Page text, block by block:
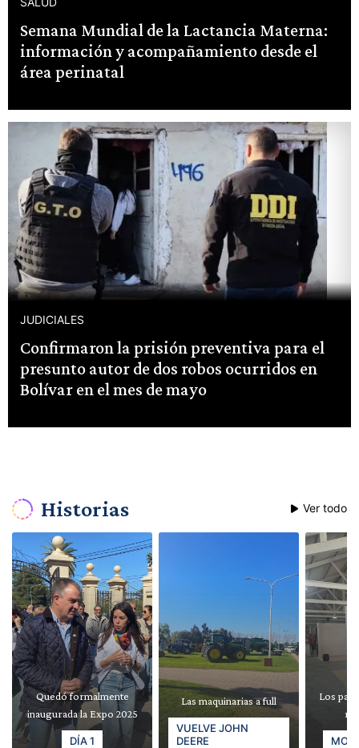
Semana Mundial de la Lactancia Materna:
información y acompañamiento desde el
área perinatal
JUDICIALES
Confirmaron la prisión preventiva para el
presunto autor de dos robos ocurridos en
Bolívar en el mes de mayo
Historias Ver todo
Quedó formalmente
inaugurada la Expo 2025
DÍA 1
Las maquinarias a full
VUELVE JOHN
DEERE
Los